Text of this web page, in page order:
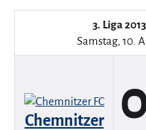
3. Liga
Samstag, 10.
Chemnitzer